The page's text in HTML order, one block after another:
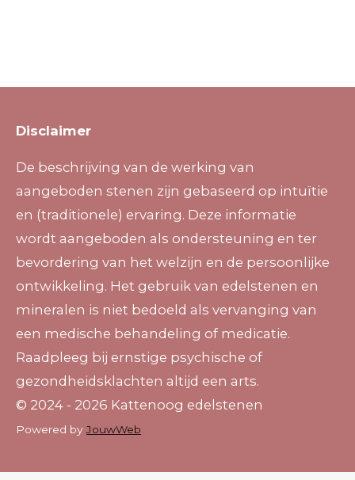
Disclaimer
De beschrijving van de werking van
aangeboden stenen zijn gebaseerd op intuïtie
en (traditionele) ervaring. Deze informatie
wordt aangeboden als ondersteuning en ter
bevordering van het welzijn en de persoonlijke
ontwikkeling. Het gebruik van edelstenen en
mineralen is niet bedoeld als vervanging van
een medische behandeling of medicatie.
Raadpleeg bij ernstige psychische of
gezondheidsklachten altijd een arts.
© 2024 - 2026 Kattenoog edelstenen
Powered byJouwWeb